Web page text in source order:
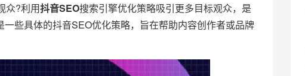
众?利用抖音SEO搜索引擎优化策略吸引更多目标观众，是
些具体的抖音SEO优化策略，旨在帮助内容创作者或品牌